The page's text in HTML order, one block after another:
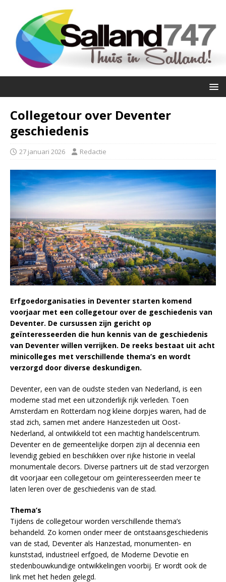
Collegetour over Deventer
geschiedenis
27 januari 2026 Redactie
Erfgoedorganisaties in Deventer starten komend
voorjaar met een collegetour over de geschiedenis van
Deventer. De cursussen zijn gericht op
geïnteresseerden die hun kennis van de geschiedenis
van Deventer willen verrijken. De reeks bestaat uit acht
minicolleges met verschillende thema’s en wordt
verzorgd door diverse deskundigen.
Deventer, een van de oudste steden van Nederland, is een
moderne stad met een uitzonderlijk rijk verleden. Toen
Amsterdam en Rotterdam nog kleine dorpjes waren, had de
stad zich, samen met andere Hanzesteden uit Oost-
Nederland, al ontwikkeld tot een machtig handelscentrum.
Deventer en de gemeentelijke dorpen zijn al decennia een
levendig gebied en beschikken over rijke historie in veelal
monumentale decors. Diverse partners uit de stad verzorgen
dit voorjaar een collegetour om geïnteresseerden meer te
laten leren over de geschiedenis van de stad.
Thema’s
Tijdens de collegetour worden verschillende thema’s
behandeld. Zo komen onder meer de ontstaansgeschiedenis
van de stad, Deventer als Hanzestad, monumenten- en
kunststad, industrieel erfgoed, de Moderne Devotie en
stedenbouwkundige ontwikkelingen voorbij. Er wordt ook de
link met het heden gelegd.